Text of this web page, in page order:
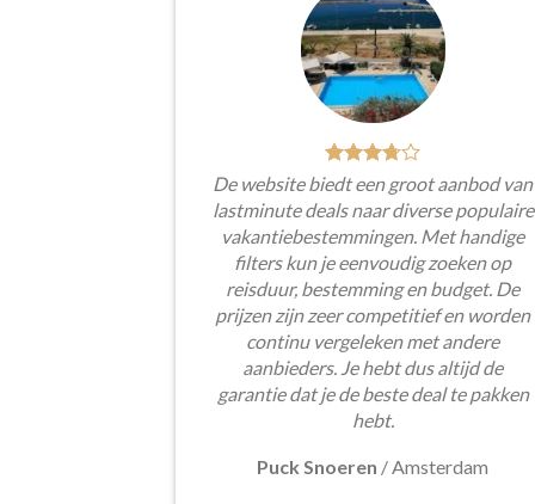
De website biedt een groot aanbod van
lastminute deals naar diverse populaire
vakantiebestemmingen. Met handige
filters kun je eenvoudig zoeken op
reisduur, bestemming en budget. De
prijzen zijn zeer competitief en worden
continu vergeleken met andere
aanbieders. Je hebt dus altijd de
garantie dat je de beste deal te pakken
hebt.
Puck Snoeren /Amsterdam